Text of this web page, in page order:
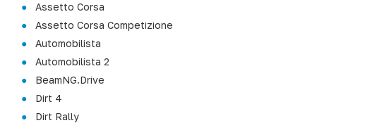
Assetto Corsa
Assetto Corsa Competizione
Automobilista
Automobilista 2
BeamNG.Drive
Dirt 4
Dirt Rally